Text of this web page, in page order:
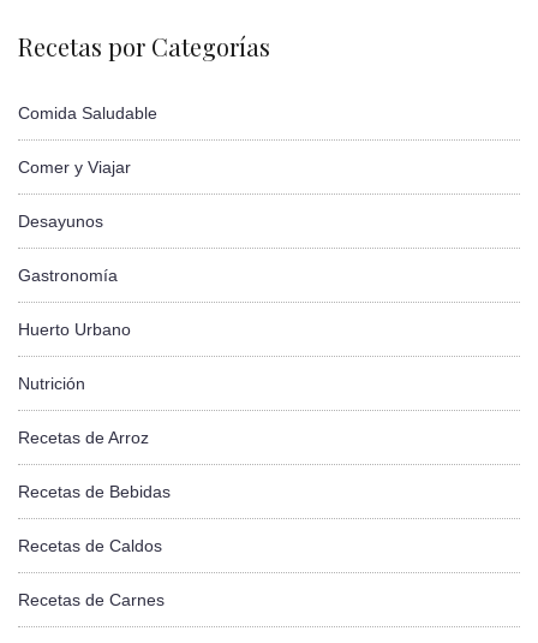
Recetas por Categorías
Comida Saludable
Comer y Viajar
Desayunos
Gastronomía
Huerto Urbano
Nutrición
Recetas de Arroz
Recetas de Bebidas
Recetas de Caldos
Recetas de Carnes